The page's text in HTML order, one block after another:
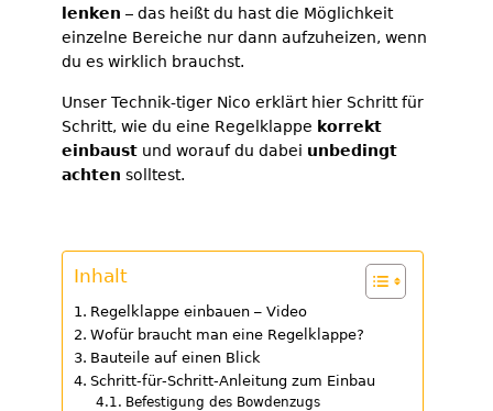
lenken – das heißt du hast die Möglichkeit
einzelne Bereiche nur dann aufzuheizen, wenn
du es wirklich brauchst.
Unser Technik-tiger Nico erklärt hier Schritt für
Schritt, wie du eine Regelklappe korrekt
einbaust und worauf du dabei unbedingt
achten solltest.
Inhalt
Regelklappe einbauen – Video
Wofür braucht man eine Regelklappe?
Bauteile auf einen Blick
Schritt-für-Schritt-Anleitung zum Einbau
Befestigung des Bowdenzugs